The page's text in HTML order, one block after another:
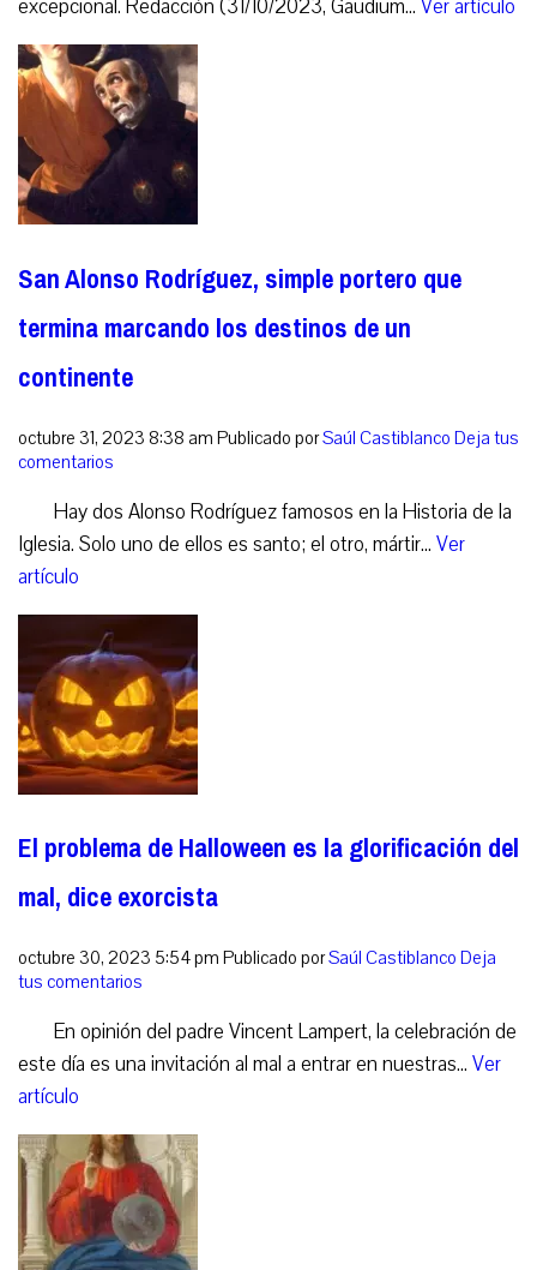
excepcional. Redacción (31/10/2023, Gaudium... Ver artículo
San Alonso Rodríguez, simple portero que
termina marcando los destinos de un
continente
octubre 31, 2023 8:38 am Publicado porSaúl Castiblanco Deja tus
comentarios
Hay dos Alonso Rodríguez famosos en la Historia de la
Iglesia. Solo uno de ellos es santo; el otro, mártir... Ver
artículo
El problema de Halloween es la glorificación del
mal, dice exorcista
octubre 30, 2023 5:54 pm Publicado porSaúl Castiblanco Deja
tus comentarios
En opinión del padre Vincent Lampert, la celebración de
este día es una invitación al mal a entrar en nuestras... Ver
artículo